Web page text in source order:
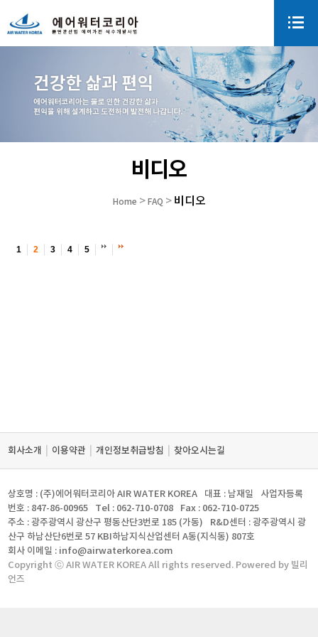
비디오
Home > FAQ > 비디오
1 2 3 4 5
회사소개 이용약관 개인정보취급방침 찾아오시는길
상호명 : (주)에어워터코리아 AIR WATER KOREA 대표 : 남재일
사업자등록
번호 : 847-86-00965
Tel : 062-710-0708
Fax : 062-710-0725
주소 : 광주광역시 광산구 평동산단3번로 185 (가동)
R&D센터 : 광주광역시 광
산구 하남산단6번로 57 KBI하남지식산업센터 A동(지식동) 807호
회사 이메일 : info@airwaterkorea.com
Copyright ⓒ AIR WATER KOREA All rights reserved. Powered by 빌리
언즈